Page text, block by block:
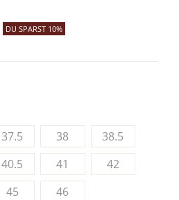
DU SPARST 10%
37.5 38
38.5
40.5 41
42
45 46